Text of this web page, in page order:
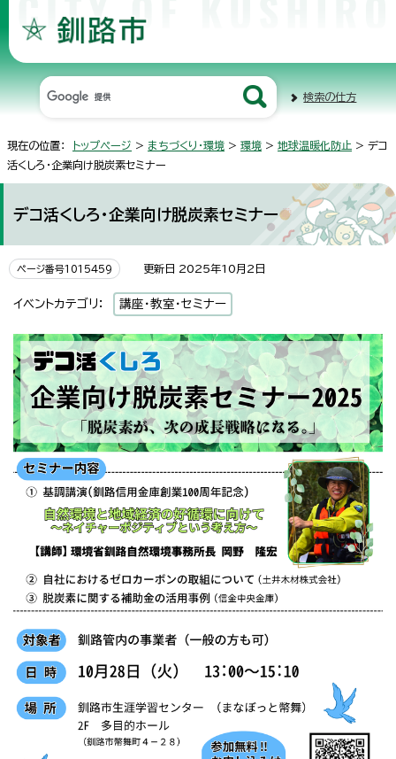
検索の仕方
現在の位置： トップページ > まちづくり・環境 > 環境 > 地球温暖化防止 > デコ
活くしろ・企業向け脱炭素セミナー
デコ活くしろ・企業向け脱炭素セミナー
ページ番号1015459 更新日 2025年10月2日
イベントカテゴリ： 講座・教室・セミナー